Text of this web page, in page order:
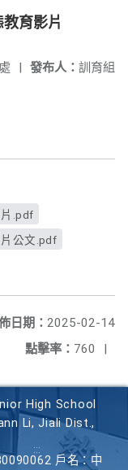
育影片
發布人： 訓育組
|
片.pdf
片公文.pdf
日期： 2025-02-14
點擊率： 760 |
High School
Li, Jiali Dist.,
戶名：中